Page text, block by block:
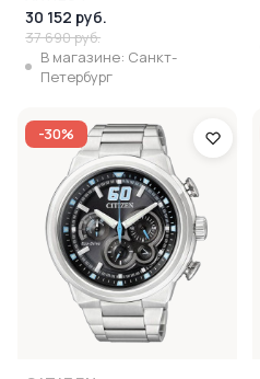
30 152 руб.
37 690 руб.
В магазине: Санкт-
Петербург
-30%